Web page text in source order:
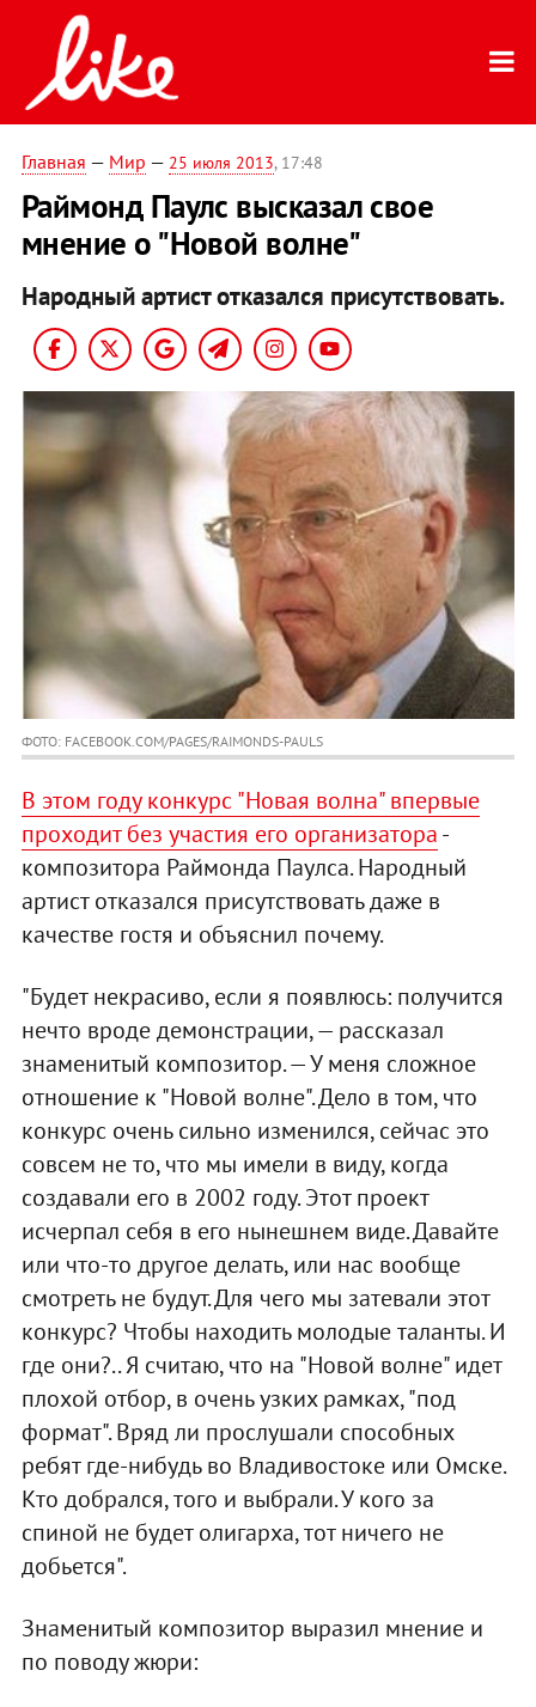
Главная — Мир — 25 июля 2013, 17:48
Раймонд Паулс высказал свое
мнение о "Новой волне"
Народный артист отказался присутствовать.
ФОТО: FACEBOOK.COM/PAGES/RAIMONDS-PAULS
В этом году конкурс "Новая волна" впервые
проходит без участия его организатора-
композитора Раймонда Паулса. Народный
артист отказался присутствовать даже в
качестве гостя и объяснил почему.
"Будет некрасиво, если я появлюсь: получится
нечто вроде демонстрации, — рассказал
знаменитый композитор. — У меня сложное
отношение к "Новой волне". Дело в том, что
конкурс очень сильно изменился, сейчас это
совсем не то, что мы имели в виду, когда
создавали его в 2002 году. Этот проект
исчерпал себя в его нынешнем виде. Давайте
или что-то другое делать, или нас вообще
смотреть не будут. Для чего мы затевали этот
конкурс? Чтобы находить молодые таланты. И
где они?.. Я считаю, что на "Новой волне" идет
плохой отбор, в очень узких рамках, "под
формат". Вряд ли прослушали способных
ребят где-нибудь во Владивостоке или Омске.
Кто добрался, того и выбрали. У кого за
спиной не будет олигарха, тот ничего не
добьется".
Знаменитый композитор выразил мнение и
по поводу жюри: